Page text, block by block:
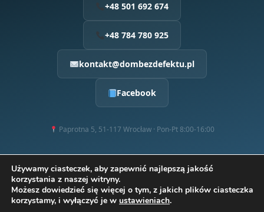
+48 501 692 674
+48 784 780 925
kontakt@dombezdefektu.pl
Facebook
Paprotna 5, 51-117 Wrocław · Pon-Pt 8:00-16:00
© 2024–2026Dom bez Defektu· Termowizja · Przeglądy · Odbiory ·
Używamy ciasteczek, aby zapewnić najlepszą jakość
korzystania z naszej witryny.
Możesz dowiedzieć się więcej o tym, z jakich plików ciasteczka
korzystamy, i wyłączyć je w ustawieniach.